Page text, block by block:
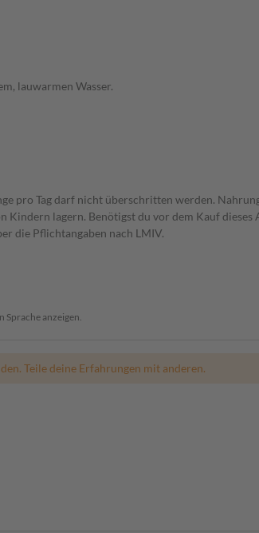
lauwarmen Wasser.
pro Tag darf nicht überschritten werden.
Kindern lagern. Benötigst du vor dem Kauf
die Pflichtangaben nach LMIV.
Sprache anzeigen.
Teile deine Erfahrungen mit anderen.